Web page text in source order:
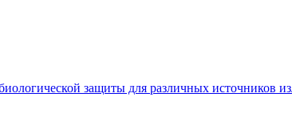
защиты для различных источников